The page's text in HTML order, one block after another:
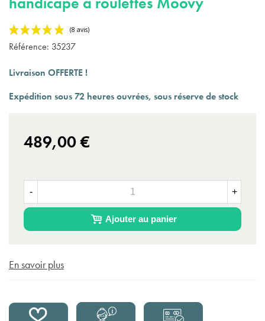
(8 avis)
Référence: 35237
Livraison OFFERTE !
Expédition sous 72 heures ouvrées, sous réserve de stock
489,00 €
- +
Ajouter au panier
En savoir plus